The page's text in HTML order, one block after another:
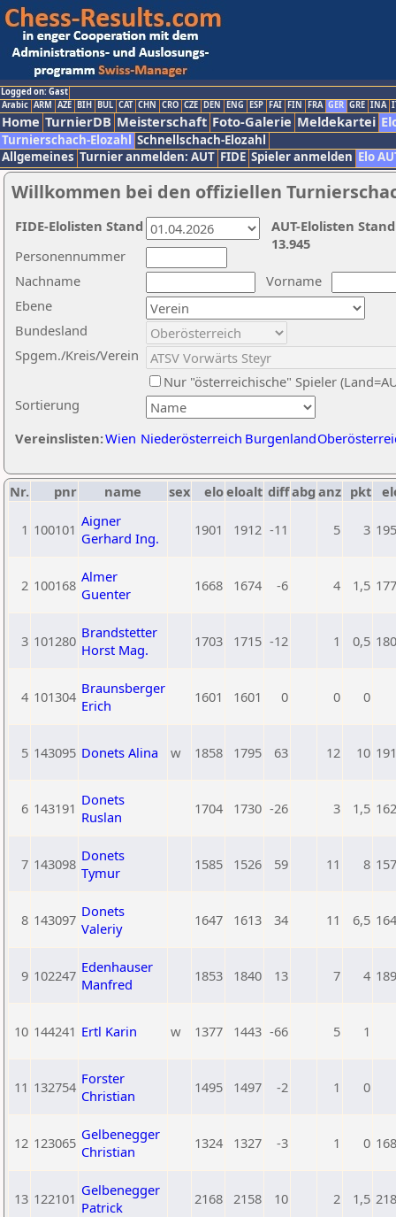
Logged on: Gast
Arabic ARM AZE BIH BUL CAT CHN CRO CZE DEN ENG ESP FAI FIN FRA GER GRE INA
Home TurnierDB Meisterschaft Foto-Galerie Meldekartei
Turnierschach-Elozahl Schnellschach-Elozahl
Allgemeines Turnier anmelden: AUT FIDE Spieler anmelden Elo
Willkommen bei den offiziellen
Nachname
Vorname
Ebene
Sortierung
Personennummer
Bundesland
Spgem./Kreis/Verein
Nur "österreichische" Spieler
Vereinslisten:Wien Niederösterreich Burgenland
AUT-Elolisten
13.945
FIDE-Elolisten Stand
Nr. pnr name sex eloeloalt diffabg anz pkt
1 100101 Aigner
Gerhard Ing.
1901 1912 -11 5 3
2 100168 Almer
Guenter
1668 1674 -6 4 1,5
3 101280 Brandstetter
Horst Mag.
1703 1715 -12 1 0,5
4 101304 Braunsberger
Erich
1601 1601 0 0 0
5 143095 Donets Alina w 1858 1795 63 12 10
6 143191 Donets
Ruslan
1704 1730 -26 3 1,5
7 143098 Donets
Tymur
1585 1526 59 11 8
8 143097 Donets
Valeriy
1647 1613 34 11 6,5
9 102247 Edenhauser
Manfred
1853 1840 13 7 4
10 144241 Ertl Karin w 1377 1443 -66 5 1
11 132754 Forster
Christian
1495 1497 -2 1 0
12 123065 Gelbenegger
Christian
1324 1327 -3 1 0
13 122101 Gelbenegger
Patrick
2168 2158 10 2 1,5